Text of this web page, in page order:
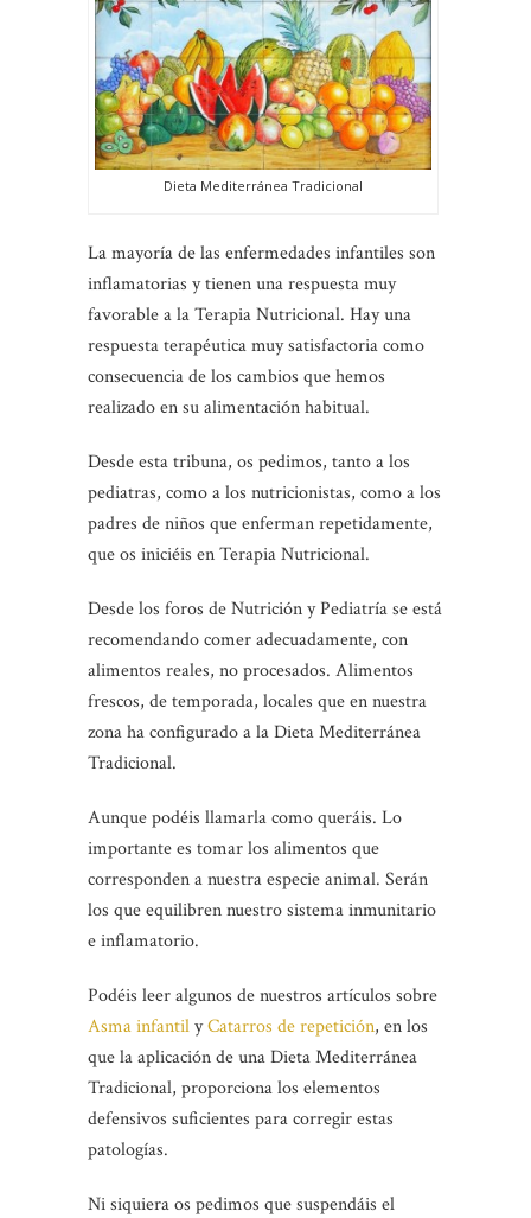
Dieta Mediterránea Tradicional
La mayoría de las enfermedades infantiles son
inflamatorias y tienen una respuesta muy
favorable a la Terapia Nutricional. Hay una
respuesta terapéutica muy satisfactoria como
consecuencia de los cambios que hemos
realizado en su alimentación habitual.
Desde esta tribuna, os pedimos, tanto a los
pediatras, como a los nutricionistas, como a los
padres de niños que enferman repetidamente,
que os iniciéis en Terapia Nutricional.
Desde los foros de Nutrición y Pediatría se está
recomendando comer adecuadamente, con
alimentos reales, no procesados. Alimentos
frescos, de temporada, locales que en nuestra
zona ha configurado a la Dieta Mediterránea
Tradicional.
Aunque podéis llamarla como queráis. Lo
importante es tomar los alimentos que
corresponden a nuestra especie animal. Serán
los que equilibren nuestro sistema inmunitario
e inflamatorio.
Podéis leer algunos de nuestros artículos sobre
Asma infantilyCatarros de repetición, en los
que la aplicación de una Dieta Mediterránea
Tradicional, proporciona los elementos
defensivos suficientes para corregir estas
patologías.
Ni siquiera os pedimos que suspendáis el